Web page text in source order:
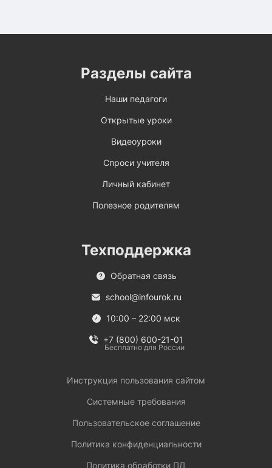
Разделы сайта
Наши педагоги
Открытые уроки
Видеоуроки
Спроси учителя
Личный кабинет
Полезное родителям
Техподдержка
Обратная связь
school@infourok.ru
10:00 – 22:00 мск
+7 (800) 600-21-01
Бесплатно для России
Инструкция пользования сайтом
Системные требования
Пользовательское соглашение
Политика конфиденциальности
Политика обработки ПД